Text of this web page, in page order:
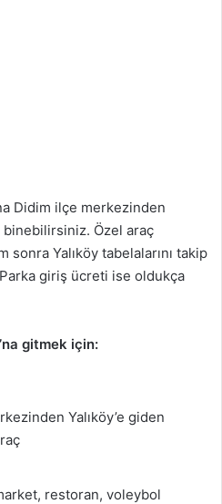
Didim ilçe merkezinden
binebilirsiniz. Özel araç
sonra Yalıköy tabelalarını takip
giriş ücreti ise oldukça
gitmek için:
Yalıköy’e giden
restoran, voleybol